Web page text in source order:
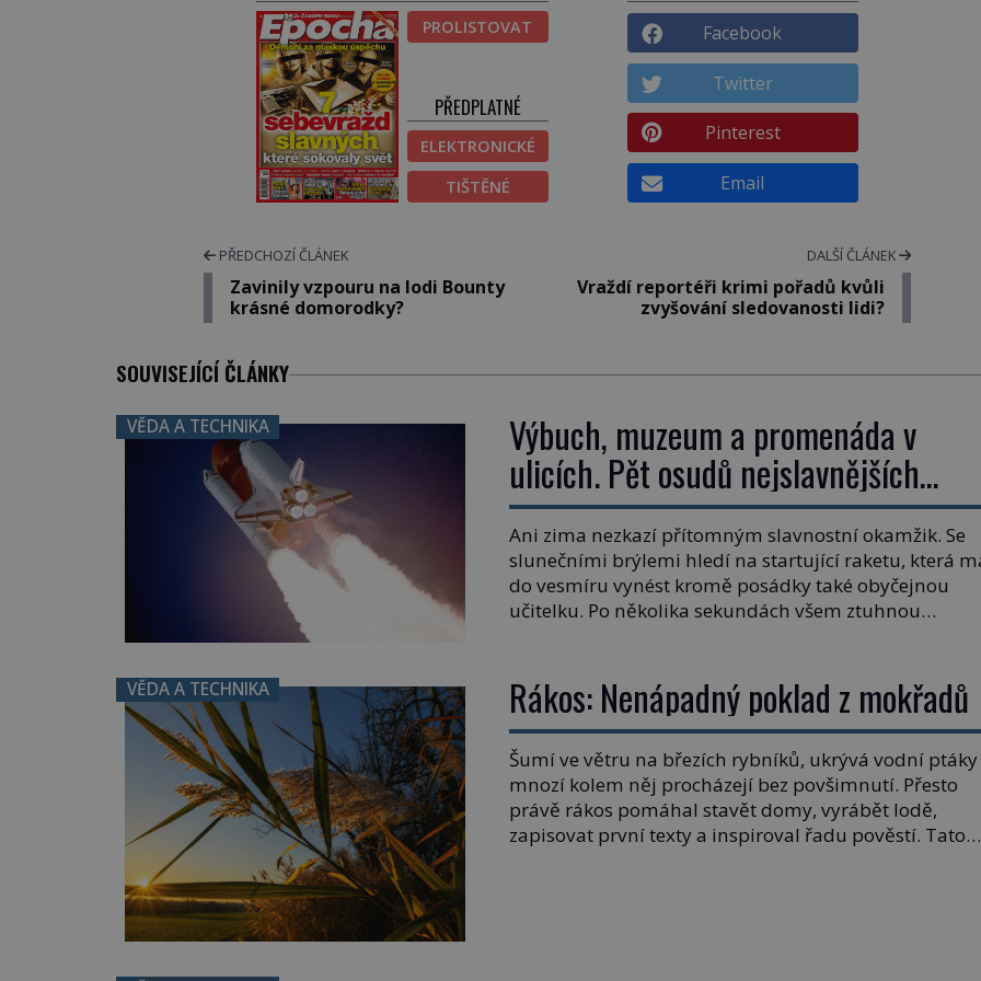
PROLISTOVAT
PŘEDPLATNÉ
ELEKTRONICKÉ
TIŠTĚNÉ
Facebook
Twitter
Pinterest
Email
PŘEDCHOZÍ ČLÁNEK
Zavinily vzpouru na lodi Bounty
krásné domorodky?
DALŠÍ ČLÁNEK
Vraždí reportéři krimi pořadů kvůli
zvyšování sledovanosti lidi?
SOUVISEJÍCÍ ČLÁNKY
VĚDA A TECHNIKA Výbuch, muzeum a promenáda v
ulicích. Pět osudů nejslavnějších
raketoplánů
Ani zima nezkazí přítomným slavnostní okamžik. Se
slunečními brýlemi hledí na startující raketu, která
do vesmíru vynést kromě posádky také obyčejnou
učitelku. Po několika sekundách všem ztuhnou
dolarů. Na druhou stranu zvládnou jen představitelné
věci. Na malé kousky Název: Columbia První […]
VĚDA A TECHNIKA Rákos: Nenápadný poklad z mokřadů
Šumí ve větru na březích rybníků, ukrývá vodní ptáky
mnozí kolem něj procházejí bez povšimnutí. Přesto
právě rákos pomáhal stavět domy, vyrábět lodě,
zapisovat první texty a inspiroval řadu pověstí. Tato